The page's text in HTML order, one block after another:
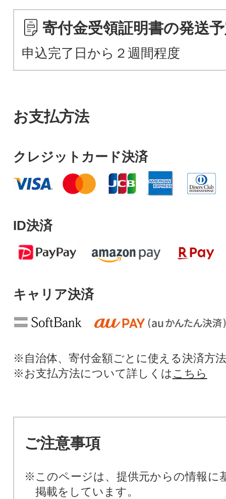
寄付金受領証明書の発送
申込完了日から２週間程度
お支払方法
クレジットカード決済
ID決済
キャリア決済
※自治体、寄付金額ごとに使える決済方
※お支払方法について詳しくは こちら
ご注意事項
※このページは、提供元からの情報に
掲載をしています。